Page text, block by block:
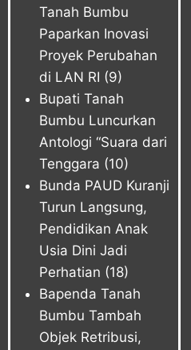
Tanah Bumbu
Paparkan Inovasi
Proyek Perubahan
di LAN RI (9)
Bupati Tanah
Bumbu Luncurkan
Antologi “Suara dari
Tenggara (10)
Bunda PAUD Kuranji
Turun Langsung,
Pendidikan Anak
Usia Dini Jadi
Perhatian (18)
Bapenda Tanah
Bumbu Tambah
Objek Retribusi,